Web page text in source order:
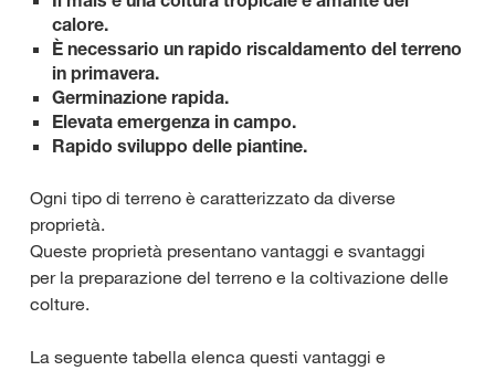
calore.
È necessario un rapido riscaldamento del terreno
in primavera.
Germinazione rapida.
Elevata emergenza in campo.
Rapido sviluppo delle piantine.
Ogni tipo di terreno è caratterizzato da diverse
proprietà.
Queste proprietà presentano vantaggi e svantaggi
per la preparazione del terreno e la coltivazione delle
colture.
La seguente tabella elenca questi vantaggi e